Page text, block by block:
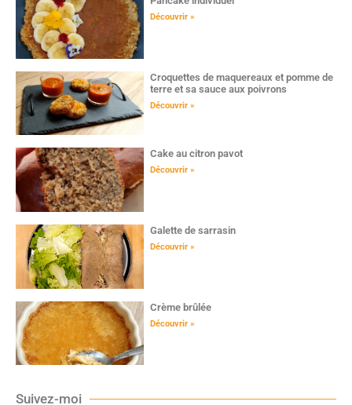
Découvrir »
Croquettes de maquereaux et pomme de
terre et sa sauce aux poivrons
Découvrir »
Cake au citron pavot
Découvrir »
Galette de sarrasin
Découvrir »
Crème brûlée
Découvrir »
Suivez-moi